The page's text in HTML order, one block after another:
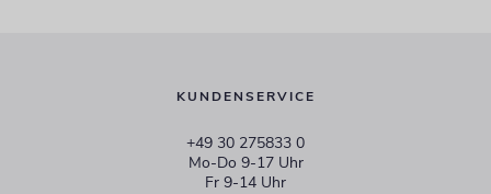
KUNDENSERVICE
+49 30 275833 0
Mo-Do 9-17 Uhr
Fr 9-14 Uhr